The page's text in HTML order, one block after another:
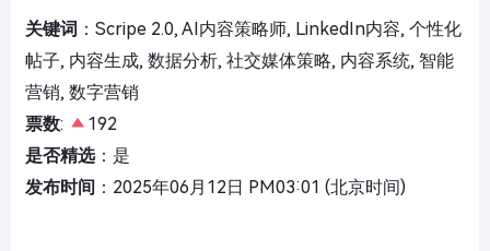
关键词 ：Scripe 2.0, AI内容策略师, LinkedIn内容, 个性化
帖子, 内容生成, 数据分析, 社交媒体策略, 内容系统, 智能
营销, 数字营销
票数:
192
是否精选：是
发布时间 ：2025年06月12日 PM03:01 (北京时间)